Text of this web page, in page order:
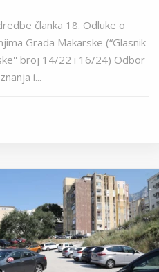
članka 18. Odluke o
Grada Makarske (“Glasnik
broj 14/22 i 16/24) Odbor
i...